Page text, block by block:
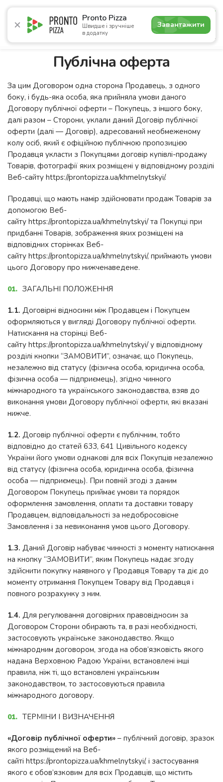
Pronto Pizza
Швидше і зручніше
в додатку
Завантажити
4.7
Акції Піца Суші Сети Сніданки Комбо
Публічна оферта
За цим Договором одна сторона Продавець, з одного
боку, і будь-яка особа, яка прийняла умови даного
Договору публічної оферти – Покупець, з іншого боку,
далі разом – Сторони, уклали даний Договір публічної
оферти (далі — Договір), адресований необмеженому
колу осіб, який є офіційною публічною пропозицією
Продавця укласти з Покупцями договір купівлі-продажу
Товарів, фотографії яких розміщені у відповідному розділі
Веб-сайту https://prontopizza.ua/khmelnytskyi/.
Продавці, що мають намір здійснювати продаж Товарів за
допомогою Веб-
сайту https://prontopizza.ua/khmelnytskyi/ та Покупці при
придбанні Товарів, зображення яких розміщені на
відповідних сторінках Веб-
сайту https://prontopizza.ua/khmelnytskyi/, приймають умови
цього Договору про нижченаведене.
ЗАГАЛЬНІ ПОЛОЖЕННЯ
1.1. Договірні відносини між Продавцем і Покупцем
оформляються у вигляді Договору публічної оферти.
Натискання на сторінці Веб-
сайту https://prontopizza.ua/khmelnytskyi/ у відповідному
розділі кнопки “ЗАМОВИТИ”, означає, що Покупець,
незалежно від статусу (фізична особа, юридична особа,
фізична особа — підприємець), згідно чинного
міжнародного та українського законодавства, взяв до
виконання умови Договору публічної оферти, які вказані
нижче.
1.2. Договір публічної оферти є публічним, тобто
відповідно до статей 633, 641 Цивільного кодексу
України його умови однакові для всіх Покупців незалежно
від статусу (фізична особа, юридична особа, фізична
особа — підприємець). При повній згоді з даним
Договором Покупець приймає умови та порядок
оформлення замовлення, оплати та доставки товару
Продавцем, відповідальності за недобросовісне
Замовлення і за невиконання умов цього Договору.
1.3. Даний Договір набуває чинності з моменту натискання
на кнопку “ЗАМОВИТИ”, яким Покупець надає згоду
здійснити покупку наявного у Продавця Товару та діє до
моменту отримання Покупцем Товару від Продавця і
повного розрахунку з ним.
1.4. Для регулювання договірних правовідносин за
Договором Сторони обирають та, в разі необхідності,
застосовують українське законодавство. Якщо
міжнародним договором, згода на обов’язковість якого
надана Верховною Радою України, встановлені інші
правила, ніж ті, що встановлені українським
законодавством, то застосовуються правила
міжнародного договору.
ТЕРМІНИ І ВИЗНАЧЕННЯ
«Договір публічної оферти» – публічний договір, зразок
якого розміщений на Веб-
сайті https://prontopizza.ua/khmelnytskyi/, і застосування
якого є обов’язковим для всіх Продавців, що містить